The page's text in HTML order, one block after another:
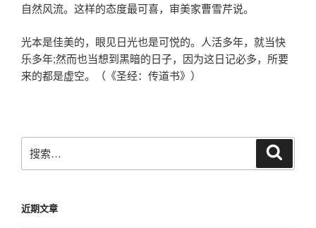
自然风流。这样的态度最可喜，审美家曹雪芹说。
光本是佳美的，眼见日光也是可悦的。人活多年，就当快
乐多年;然而也当想到黑暗的日子，因为这日记必多，所要
来的都是虚空。（《圣经：传道书》）
搜
索：
近期文章